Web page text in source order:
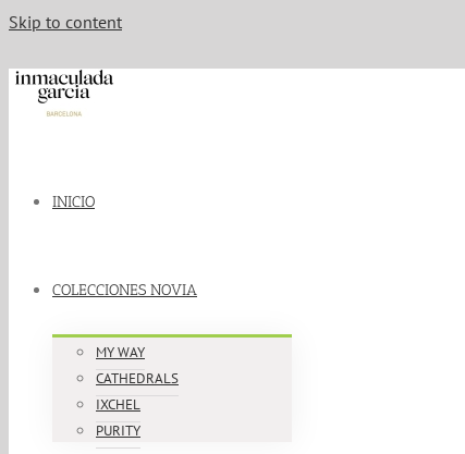
Skip to content
INICIO
COLECCIONES NOVIA
MY WAY
CATHEDRALS
IXCHEL
PURITY